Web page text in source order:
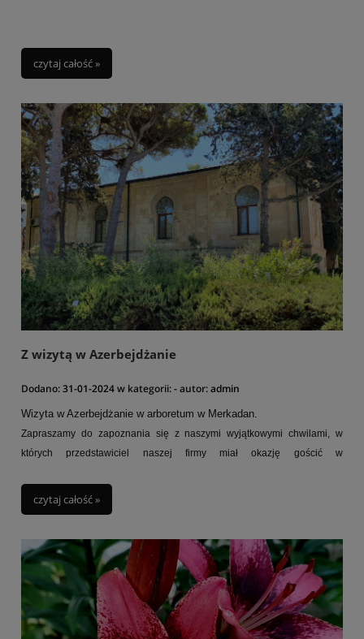
czytaj całość »
Z wizytą w Azerbejdżanie
Dodano:31-01-2024w kategorii:-autor:admin
Wizyta w Azerbejdżanie w arboretum w Merkadan.
Zapraszamy do zapoznania się z naszymi wyjątkowymi chwilami, w
których przedstawiciel naszej firmy miał okazję gościć w
przyrody. To miejsce, które zachwyca swoją bogatą kolekcją
największych tego typu na świecie.
Arboretum zostało założone przez Murtuzy'ego Mukhtarova (1857-1920),
nie tylko potentata i milionera naftowego w Baku, ale także miłośnika
przyrody. Pałac, który stanowi nieodłączną część ogrodu, jest wyrazem
olbrzymiego zaangażowania i pasji do roślinności. Jest wspaniale
czytaj całość »